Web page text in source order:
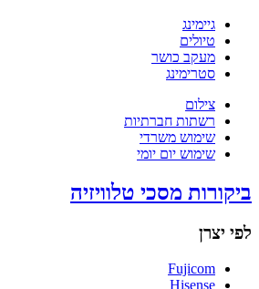
גיימינג
טיולים
מעקב כושר
סטרימינג
צילום
רשתות חברתיות
שימוש משרדי
שימוש יום יומי
ביקורות מסכי טלוויזיה
לפי יצרן
Fujicom
Hisense